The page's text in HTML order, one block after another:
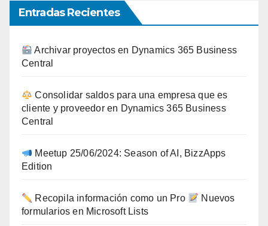
Entradas Recientes
Archivar proyectos en Dynamics 365 Business
Central
Consolidar saldos para una empresa que es
cliente y proveedor en Dynamics 365 Business
Central
Meetup 25/06/2024: Season of AI, BizzApps
Edition
Recopila información como un Pro
Nuevos
formularios en Microsoft Lists